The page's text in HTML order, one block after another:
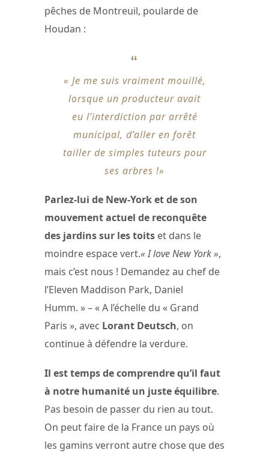
pêches de Montreuil, poularde de
Houdan :
« Je me suis vraiment mouillé,
lorsque un producteur avait
eu l’interdiction par arrêté
municipal, d’aller en forêt
tailler de simples tuteurs pour
ses arbres !»
Parlez-lui de New-York et de son
mouvement actuel de reconquête
des jardins sur les toits et dans le
moindre espace vert.« I love New York »,
mais c’est nous ! Demandez au chef de
l’Eleven Maddison Park, Daniel
Humm. » – « A l’échelle du « Grand
Paris », avec Lorant Deutsch, on
continue à défendre la verdure.
Il est temps de comprendre qu’il faut
à notre humanité un juste équilibre.
Pas besoin de passer du rien au tout.
On peut faire de la France un pays où
les gamins verront autre chose que des